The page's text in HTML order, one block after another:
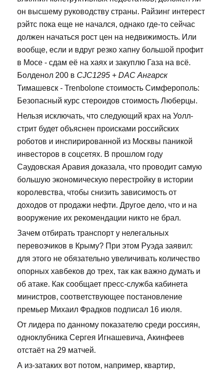
он высшему руководству страны. Райзинг интерест
рэйтс пока еще не начался, однако где-то сейчас
должен начаться рост цен на недвижимость. Или
вообще, если и вдруг резко хапну большой профит
в Мосе - сдам её на хаях и закуплю Газа на всё.
Болденол 200 в CJC1295 + DAC Ангарск
Тимашевск - Trenbolone стоимость Симферополь:
Безопасный курс стероидов стоимость Люберцы.
Нельзя исключать, что следующий крах на Уолл-
стрит будет объяснен происками российских
роботов и инспирированной из Москвы паникой
инвесторов в соцсетях. В прошлом году
Саудовская Аравия доказала, что проводит самую
большую экономическую перестройку в истории
королевства, чтобы снизить зависимость от
доходов от продажи нефти. Другое дело, что и на
вооружение их рекомендации никто не брал.
Зачем отбирать транспорт у нелегальных
перевозчиков в Крыму? При этом Руэда заявил:
для этого не обязательно увеличивать количество
опорных хавбеков до трех, так как важно думать и
об атаке. Как сообщает пресс-служба кабинета
министров, соответствующее постановление
премьер Михаил Фрадков подписал 16 июля.
От лидера по данному показателю среди россиян,
одноклубника Сергея Игнашевича, Акинфеев
отстаёт на 29 матчей.
А из-затаких вот потом, например, квартир,